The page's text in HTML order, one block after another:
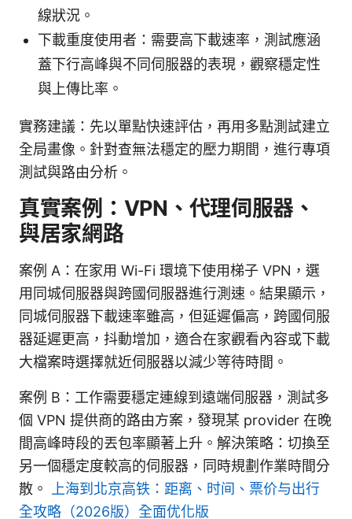
線狀況。
下載重度使用者：需要高下載速率，測試應涵
蓋下行高峰與不同伺服器的表現，觀察穩定性
與上傳比率。
實務建議：先以單點快速評估，再用多點測試建立
全局畫像。針對查無法穩定的壓力期間，進行專項
測試與路由分析。
真實案例：VPN、代理伺服器、
與居家網路
案例 A：在家用 Wi-Fi 環境下使用梯子 VPN，選
用同城伺服器與跨國伺服器進行測速。結果顯示，
同城伺服器下載速率雖高，但延遲偏高，跨國伺服
器延遲更高，抖動增加，適合在家觀看內容或下載
大檔案時選擇就近伺服器以減少等待時間。
案例 B：工作需要穩定連線到遠端伺服器，測試多
個 VPN 提供商的路由方案，發現某 provider 在晚
間高峰時段的丟包率顯著上升。解決策略：切換至
另一個穩定度較高的伺服器，同時規劃作業時間分
散。
上海到北京高铁：距离、时间、票价与出行
全攻略（2026版）全面优化版